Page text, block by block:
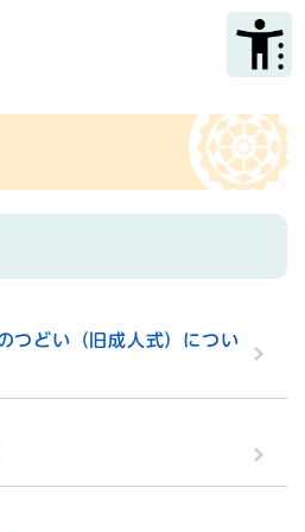
を飛ばして本文へ
つどい（旧成人式）につい